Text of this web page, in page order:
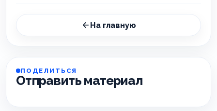
На главную
ПОДЕЛИТЬСЯ
Отправить материал